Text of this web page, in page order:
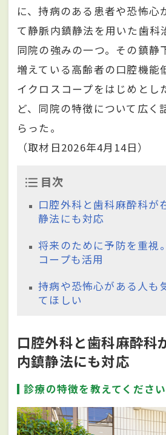
に、持病のある患者や恐怖心
て静脈内鎮静法を用いた歯科
同院の強みの一つ。その鎮静
増えている高齢者の口腔機能
イクロスコープをはじめとし
ど、同院の特徴について広く
らった。
（取材日2026年4月14日）
目次
口腔外科と歯科麻酔科が
静法にも対応
将来のために予防を重視
コープも活用
持病や恐怖心がある人も
てほしい
口腔外科と歯科麻酔科
内鎮静法にも対応
診療の特徴を教えてください